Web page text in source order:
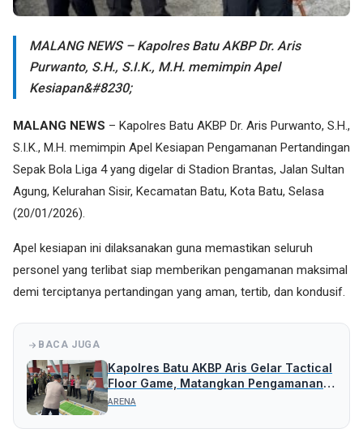
MALANG NEWS – Kapolres Batu AKBP Dr. Aris
Purwanto, S.H., S.I.K., M.H. memimpin Apel
Kesiapan&#8230;
MALANG NEWS – Kapolres Batu AKBP Dr. Aris Purwanto, S.H.,
S.I.K., M.H. memimpin Apel Kesiapan Pengamanan Pertandingan
Sepak Bola Liga 4 yang digelar di Stadion Brantas, Jalan Sultan
Agung, Kelurahan Sisir, Kecamatan Batu, Kota Batu, Selasa
(20/01/2026).
Apel kesiapan ini dilaksanakan guna memastikan seluruh
personel yang terlibat siap memberikan pengamanan maksimal
demi terciptanya pertandingan yang aman, tertib, dan kondusif.
BACA JUGA
Kapolres Batu AKBP Aris Gelar Tactical
Floor Game, Matangkan Pengamanan
Liga 4
ARENA